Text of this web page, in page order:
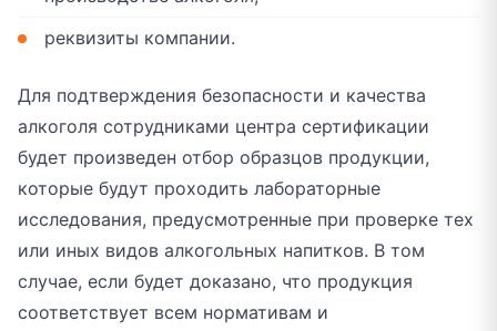
реквизиты компании.
Для подтверждения безопасности и качества
алкоголя сотрудниками центра сертификации
будет произведен отбор образцов продукции,
которые будут проходить лабораторные
исследования, предусмотренные при проверке тех
или иных видов алкогольных напитков. В том
случае, если будет доказано, что продукция
соответствует всем нормативам и